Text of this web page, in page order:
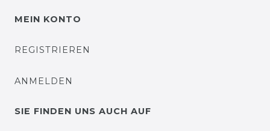
MEIN KONTO
REGISTRIEREN
ANMELDEN
SIE FINDEN UNS AUCH AUF